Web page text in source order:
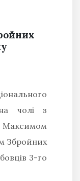
чолі з
Максимом
Збройних
3-го